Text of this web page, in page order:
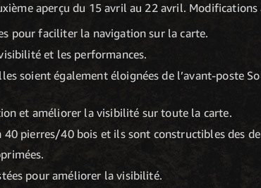
aperçu du 15 avril au 22 avril. Modifications
pour faciliter la navigation sur la carte.
et les performances.
soient également éloignées de l’avant-poste
et améliorer la visibilité sur toute la carte.
pierres/40 bois et ils sont constructibles des
pour améliorer la visibilité.